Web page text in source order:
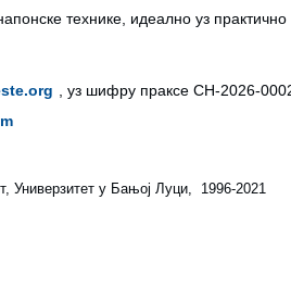
технике, идеално уз практично
, уз шифру праксе CH-2026-
Универзитет у Бањој Луци, 1996-2021